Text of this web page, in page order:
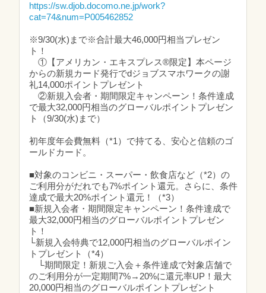
https://sw.djob.docomo.ne.jp/work?
cat=74&num=P005462852
※9/30(水)まで※合計最大46,000円相当プレゼン
ト！
①【アメリカン・エキスプレス®限定】本ページ
からの新規カード発行でdジョブスマホワークの謝
礼14,000ポイントプレゼント
②新規入会者・期間限定キャンペーン！条件達成
で最大32,000円相当のグローバルポイントプレゼン
ト（9/30(水)まで）
初年度年会費無料（*1）で持てる、安心と信頼のゴ
ールドカード。
■対象のコンビニ・スーパー・飲食店など（*2）の
ご利用分がだれでも7%ポイント還元。さらに、条件
達成で最大20%ポイント還元！（*3）
■新規入会者・期間限定キャンペーン！条件達成で
最大32,000円相当のグローバルポイントプレゼン
ト！
└新規入会特典で12,000円相当のグローバルポイン
トプレゼント（*4）
└期間限定！新規ご入会＋条件達成で対象店舗で
のご利用分が一定期間7%→20%に還元率UP！最大
20,000円相当のグローバルポイントプレゼント